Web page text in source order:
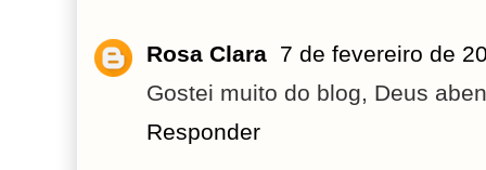
Rosa Clara 7 de fevereiro de
Gostei muito do blog, Deus
Responder